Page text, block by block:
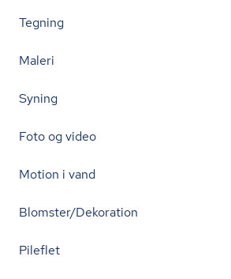
Tegning
Maleri
Syning
Foto og video
Motion i vand
Blomster/Dekoration
Pileflet